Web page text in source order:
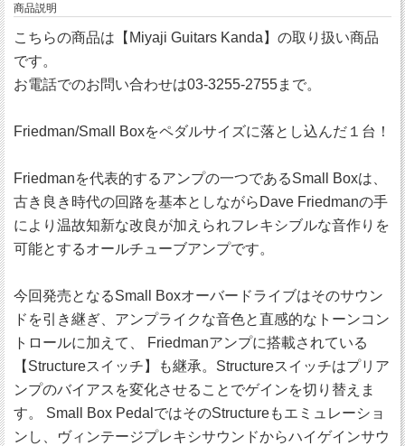
商品説明
こちらの商品は【Miyaji Guitars Kanda】の取り扱い商品
です。
お電話でのお問い合わせは03-3255-2755まで。
Friedman/Small Boxをペダルサイズに落とし込んだ１台！
Friedmanを代表的するアンプの一つであるSmall Boxは、
古き良き時代の回路を基本としながらDave Friedmanの手
により温故知新な改良が加えられフレキシブルな音作りを
可能とするオールチューブアンプです。
今回発売となるSmall Boxオーバードライブはそのサウン
ドを引き継ぎ、アンプライクな音色と直感的なトーンコン
トロールに加えて、 Friedmanアンプに搭載されている
【Structureスイッチ】も継承。Structureスイッチはプリア
ンプのバイアスを変化させることでゲインを切り替えま
す。 Small Box PedalではそのStructureもエミュレーショ
ンし、ヴィンテージプレキシサウンドからハイゲインサウ